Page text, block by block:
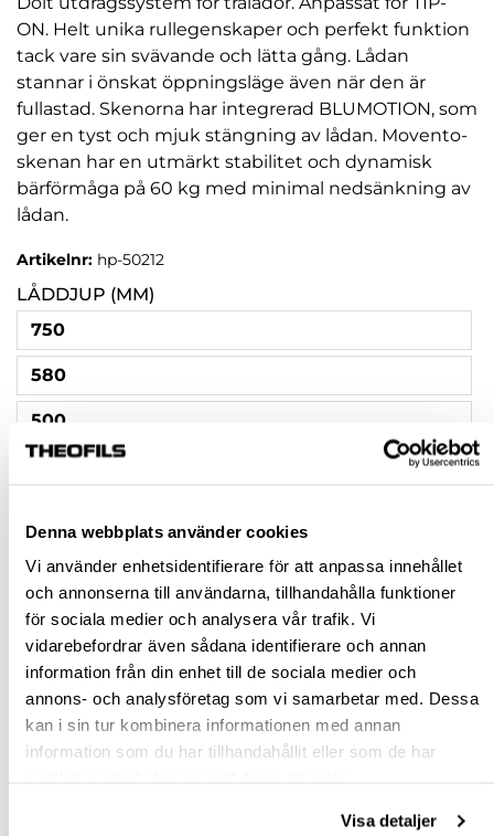
Denna webbplats använder cookies
Vi använder enhetsidentifierare för att anpassa innehållet
och annonserna till användarna, tillhandahålla funktioner
för sociala medier och analysera vår trafik. Vi
vidarebefordrar även sådana identifierare och annan
information från din enhet till de sociala medier och
annons- och analysföretag som vi samarbetar med. Dessa
kan i sin tur kombinera informationen med annan
information som du har tillhandahållit eller som de har
Visa detaljer
ON. Helt unika rullegenskaper och perfekt funktion
tack vare sin svävande och lätta gång. Lådan
stannar i önskat öppningsläge även när den är
fullastad. Skenorna har integrerad BLUMOTION, som
ger en tyst och mjuk stängning av lådan. Movento-
skenan har en utmärkt stabilitet och dynamisk
bärförmåga på 60 kg med minimal nedsänkning av
lådan.
Artikelnr: hp-50212
LÅDDJUP (MM)
750
580
500
550
450
600
650
700
Rensa val